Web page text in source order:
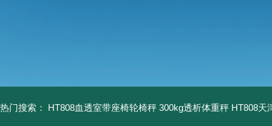
热门搜索： HT808血透室带座椅轮椅秤 300kg透析体重秤 HT808天